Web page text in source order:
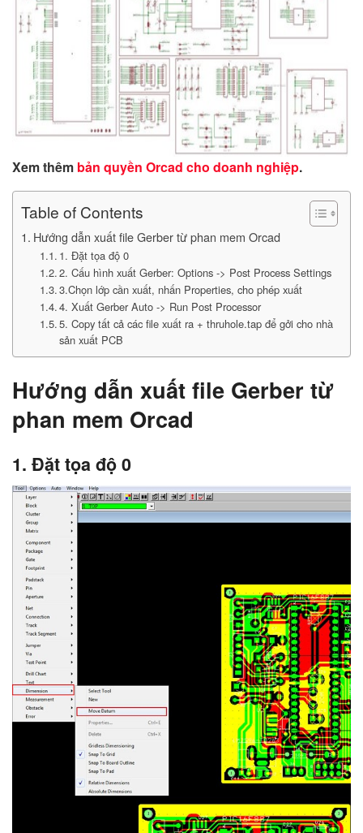
Xem thêm bản quyền Orcad cho doanh nghiệp.
Table of Contents
Hướng dẫn xuất file Gerber từ phan mem Orcad
1. Đặt tọa độ 0
2. Cấu hình xuất Gerber: Options -> Post Process Settings
3.Chọn lớp cần xuất, nhấn Properties, cho phép xuất
4. Xuất Gerber Auto -> Run Post Processor
5. Copy tất cả các file xuất ra + thruhole.tap để gởi cho nhà
sản xuất PCB
Hướng dẫn xuất file Gerber từ
phan mem Orcad
1. Đặt tọa độ 0